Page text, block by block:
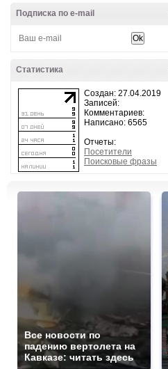
Подписка по e-mail
Статистика
Создан: 27.04.2019
Записей:
Комментариев:
Написано: 6565
Отчеты:
Посетители
Поисковые фразы
Все новости по
падению вертолета на
Кавказе: читать здесь